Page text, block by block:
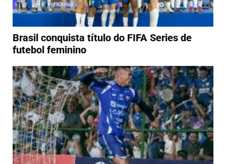
Brasil conquista título do FIFA Series de
futebol feminino